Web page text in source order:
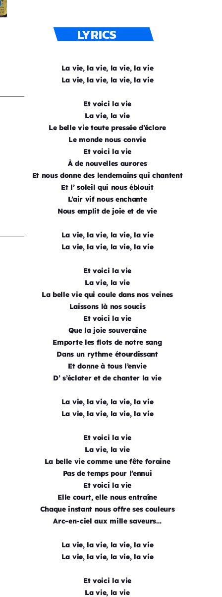
LYRICS
La vie, la vie, la vie, la vie
La vie, la vie, la vie, la vie
Et voici la vie
La vie, la vie
Le belle vie toute pressée d’éclore
Le monde nous convie
Et voici la vie
À de nouvelles aurores
Et nous donne des lendemains qui chantent
Et l’ soleil qui nous éblouit
L’air vif nous enchante
Nous emplit de joie et de vie
La vie, la vie, la vie, la vie
La vie, la vie, la vie, la vie
Et voici la vie
La vie, la vie
La belle vie qui coule dans nos veines
Laissons là nos soucis
Et voici la vie
Que la joie souveraine
Emporte les flots de notre sang
Dans un rythme étourdissant
Et donne à tous l’envie
D’ s’éclater et de chanter la vie
La vie, la vie, la vie, la vie
La vie, la vie, la vie, la vie
Et voici la vie
La vie, la vie
La belle vie comme une fête foraine
Pas de temps pour l’ennui
Et voici la vie
Elle court, elle nous entraîne
Chaque instant nous offre ses couleurs
Arc-en-ciel aux mille saveurs…
La vie, la vie, la vie, la vie
La vie, la vie, la vie, la vie
Et voici la vie
La vie, la vie